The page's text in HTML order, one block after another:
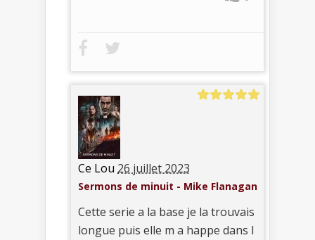
Ce Lou 26 juillet 2023
Sermons de minuit - Mike Flanagan
Cette serie a la base je la trouvais
longue puis elle m a happe dans l